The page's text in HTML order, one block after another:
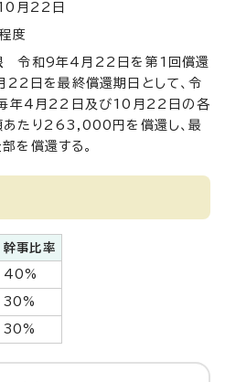
月22日
度
令和9年4月22日を第1回償還
22日を最終償還期日として、令
年4月22日及び10月22日の各
あたり263,000円を償還し、最
を償還する。
幹事比率
40%
30%
30%